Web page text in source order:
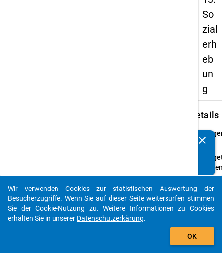
So
zial
erh
eb
un
g
Details
78
Haben
Sie
zu
clear
auto_stories
add_shopping_cart
Wir verwenden Cookies zur statistischen Auswertung der
Besucherzugriffe. Wenn Sie auf dieser Seite weitersurfen stimmen
Sie der Cookie-Nutzung zu. Weitere Informationen zu Cookies
erhalten Sie in unserer Datenschutzerkärung.
OK